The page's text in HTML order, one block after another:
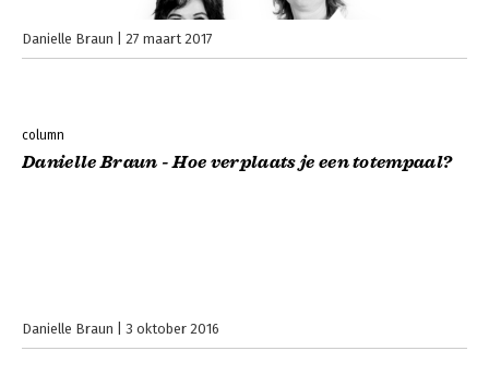
Danielle Braun 27 maart 2017
column
Danielle Braun - Hoe verplaats je een totempaal?
Danielle Braun 3 oktober 2016